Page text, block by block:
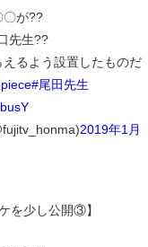
〇が??
先生??
るよう設置したものだ
#尾田先生
2019年1月
を少し公開③】